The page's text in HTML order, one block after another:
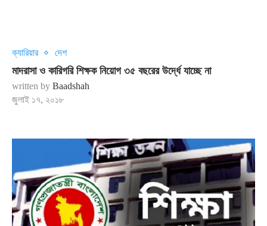
ক্যারিয়ার দেশ
মাদরাসা ও কারিগরি শিক্ষক নিয়োগ ৩৫ বছরের উর্দ্ধে যাচ্ছে না
written by Baadshah
জুলাই ১৭, ২০১৮